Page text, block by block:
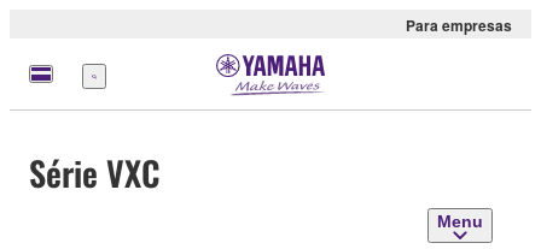
Para empresas
Menu
Série VXC
Menu